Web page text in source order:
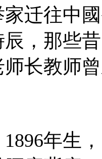
家迁往中
，那些
长教师
年生